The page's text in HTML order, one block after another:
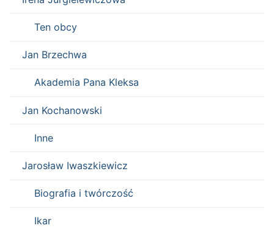
Ten obcy
Jan Brzechwa
Akademia Pana Kleksa
Jan Kochanowski
Inne
Jarosław Iwaszkiewicz
Biografia i twórczość
Ikar